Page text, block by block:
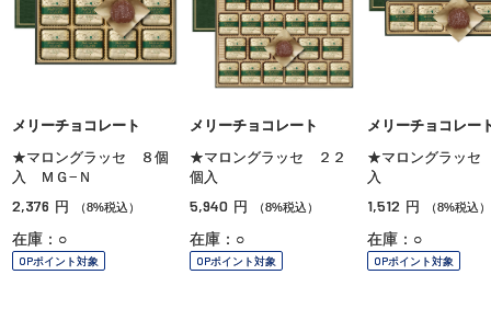
メリーチョコレート
★マロングラッセ ８個
入 ＭＧ−Ｎ
2,376 円 （8%税込）
在庫：○
OPポイント対象
メリーチョコレート
★マロングラッセ ２２
個入
5,940 円 （8%税込）
在庫：○
OPポイント対象
メリーチョコレー
★マロングラッセ
入
1,512 円 （8%税込）
在庫：○
OPポイント対象